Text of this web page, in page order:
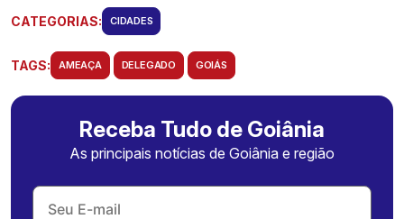
CATEGORIAS: CIDADES
TAGS: AMEAÇA DELEGADO GOIÁS
Receba Tudo de Goiânia
As principais notícias de Goiânia e região